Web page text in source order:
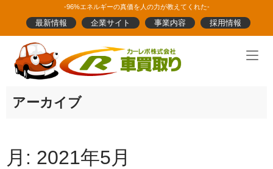
content
-96%エネルギーの真価を人の力が教えてくれた-
最新情報 企業サイト 事業内容 採用情報
アーカイブ
月: 2021年5月